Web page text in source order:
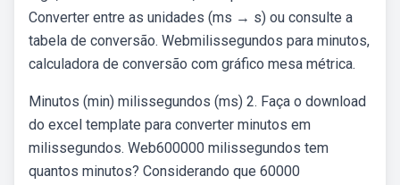
Converter entre as unidades (ms → s) ou consulte a
tabela de conversão. Webmilissegundos para minutos,
calculadora de conversão com gráfico mesa métrica.
Minutos (min) milissegundos (ms) 2. Faça o download
do excel template para converter minutos em
milissegundos. Web600000 milissegundos tem
quantos minutos? Considerando que 60000